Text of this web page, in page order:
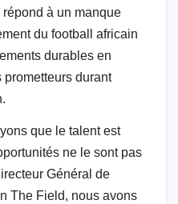
à un manque
du football africain
durables en
durant
que le talent est
ne le sont pas
Général de
The Field, nous avons